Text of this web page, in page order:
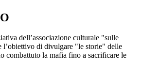
dell’associazione culturale "sulle
l’obiettivo di divulgare "le storie" delle
combattuto la mafia fino a sacrificare le